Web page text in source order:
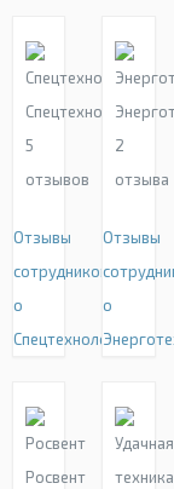
Спецтехнологии
5
отзывов
Отзывы
сотрудников
о
Спецтехнологии
2
отзыва
Отзывы
о
Росвент